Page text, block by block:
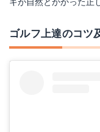
キが自然とかかった正
ゴルフ上達のコ